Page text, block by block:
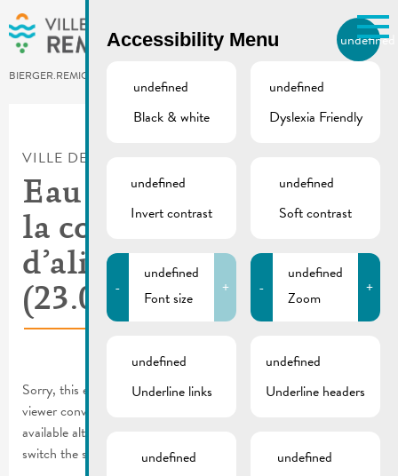
Skip to main content
BIERGER.REMICH.LU
Utilisez la recherche pour
Comme par exemple des contacts, des
VILLE DE REMICH / ACTUALITÉ
Eau potable | Fuite sur
la conduite principale
d’alimentation
(23.07.2022)
Sorry, this entry is only available in DE. For the sake of
viewer convenience, the content is shown below in one of the
available alternative languages. You may click one of the links to
switch the site language to another available language.
Accessibility Menu undefined
undefined
Black & white
undefined
Dyslexia Friendly
undefined
Invert contrast
undefined
Soft contrast
-
undefined
Font size
+ -
undefined
Zoom
+
undefined
Underline links
undefined
Underline headers
undefined
undefined